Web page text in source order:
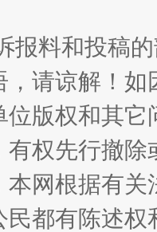
还
报料和投稿
请谅解！
位版权和其它
权先行撤
网根据有
民都有陈述